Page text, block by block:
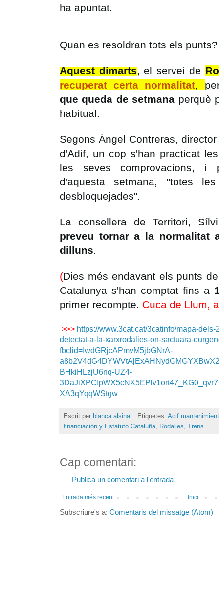
ha apuntat.
Quan es resoldran tots els punts?
Aquest dimarts, el servei de
recuperat certa normalitat,
que queda de setmana perquè
habitual.
Segons Ángel Contreras,
d'Adif, un cop s'han practicat
les seves comprovacions, i
d'aquesta setmana, "totes
desbloquejades".
La consellera de Territori,
preveu tornar a la normalitat
dilluns.
(Dies més endavant els punts
Catalunya s'han comptat fins a
primer recompte. Cuca de Llum,
>>> https://www.3cat.cat/3catinfo/mapa-
detectat-a-la-xarxrodalies-on-sactuara-
fbclid=IwdGRjcAPmvM5jbGNrA-
BHkiHLzjU6nq-UZ4-
XA3qYqqWStgw
Escrit per blanca alsina Etiquetes: Adif
financiación y Estatuto Cataluña, Rodalies, Trens
Cap comentari:
Publica un comentari a l'entrada
Entrada més recent Inici
Subscriure's a: Comentaris del missatge (Atom)